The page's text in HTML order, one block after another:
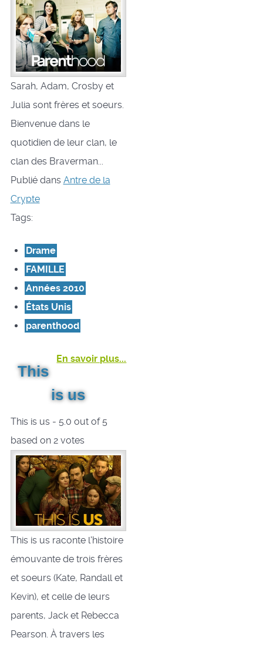
Sarah, Adam, Crosby et
Julia sont frères et soeurs.
Bienvenue dans le
quotidien de leur clan, le
clan des Braverman...
Publié dans Antre de la
Crypte
Tags:
Drame
FAMILLE
Années 2010
États Unis
parenthood
En savoir plus...
This
is us
This is us- 5.0 out of 5
based on 2votes
This is us raconte l'histoire
émouvante de trois frères
et soeurs (Kate, Randall et
Kevin), et celle de leurs
parents, Jack et Rebecca
Pearson. À travers les